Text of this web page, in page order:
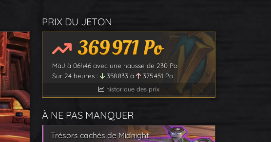
PRIX DU JETON
369 971Po
MàJ à 06h46 avec une hausse de 230 Po
Sur 24 heures :
358 833 à 375 451 Po
historique des prix
À NE PAS MANQUER
Trésors cachés de Midnight